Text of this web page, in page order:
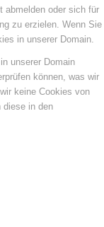
abmelden oder sich für
zu erzielen. Wenn Sie
in unserer Domain.
unserer Domain
können, was wir
keine Cookies von
diese in den